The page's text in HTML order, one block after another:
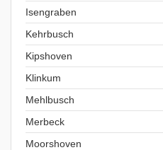
Isengraben
Kehrbusch
Kipshoven
Klinkum
Mehlbusch
Merbeck
Moorshoven